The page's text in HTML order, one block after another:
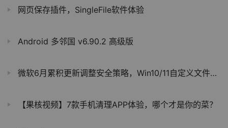
网页保存插件，SingleFile软件体验
Android 多邻国 v6.90.2 高级版
微软6月累积更新调整安全策略，Win10/11自定义文件夹图标将失效
【果核视频】7款手机清理APP体验，哪个才是你的菜？